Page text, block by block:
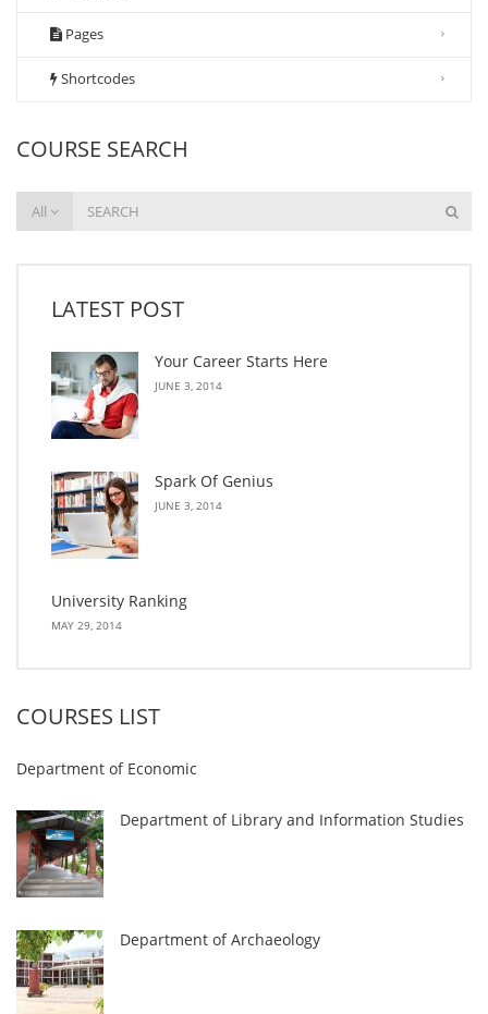
Pages
Shortcodes
COURSE SEARCH
All
LATEST POST
Your Career Starts Here
JUNE 3, 2014
Spark Of Genius
JUNE 3, 2014
University Ranking
MAY 29, 2014
COURSES LIST
Department of Economic
Department of Library and Information Studies
Department of Archaeology